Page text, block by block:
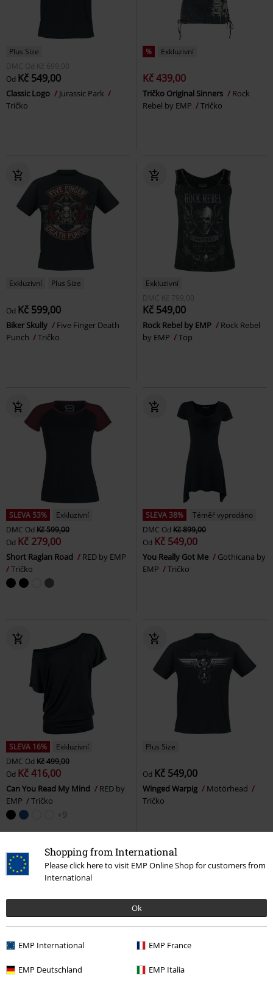
Shopping from International
Please click here to visit EMP Online Shop for customers from
International
Ok
EMP International EMP France
EMP Deutschland EMP Italia
Plus Size
DMC Od Kč 699,00
Od Kč 549,00
Classic Logo
Jurassic Park
Tričko
% Exkluzivní
Kč 439,00
Tričko Original Sinners
Rock
Rebel by EMP
Tričko
Exkluzivní Plus Size
Od Kč 599,00
Biker Skully
Five Finger Death
Punch
Tričko
Exkluzivní
DMC
Kč 799,00
Kč 549,00
Rock Rebel by EMP
Rock Rebel
by EMP
Top
SLEVA 53%
Exkluzivní
DMC Od Kč 599,00
Od Kč 279,00
Short Raglan Road
RED by EMP
Tričko
SLEVA 38%
Téměř vyprodáno
DMC Od Kč 899,00
Od Kč 549,00
You Really Got Me
Gothicana by
EMP
Tričko
SLEVA 16%
Exkluzivní
DMC Od Kč 499,00
Od Kč 416,00
Can You Read My Mind
RED by
EMP
Tričko
+9
Plus Size
Od Kč 549,00
Winged Warpig
Motörhead
Tričko